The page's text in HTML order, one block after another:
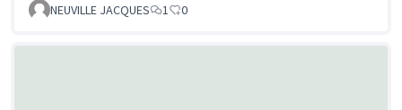
NEUVILLE JACQUES
1 0